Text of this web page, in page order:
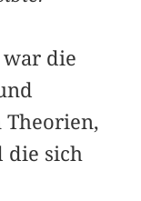
die
Theorien,
die sich